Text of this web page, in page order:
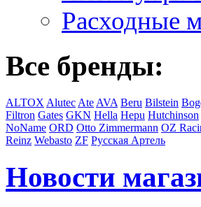
Расходные
Все бренды:
ALTOX Alutec Ate AVA Beru Bilstein
Filtron Gates GKN Hella Hepu Hutchinson
NoName ORD Otto Zimmermann OZ
Reinz Webasto ZF Русская Артель
Новости